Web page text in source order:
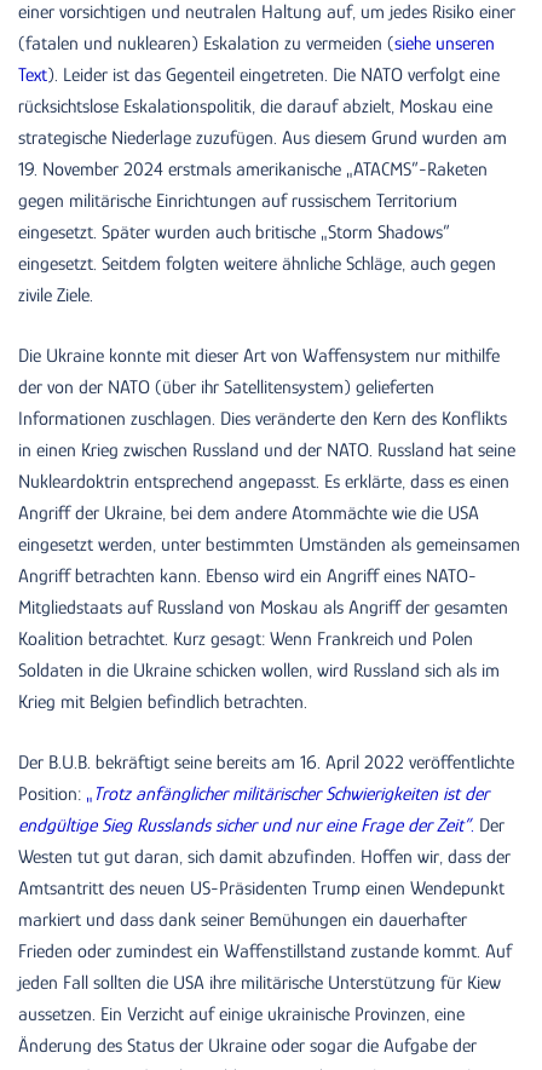
einer vorsichtigen und neutralen Haltung auf, um jedes Risiko einer
(fatalen und nuklearen) Eskalation zu vermeiden (siehe unseren
Text). Leider ist das Gegenteil eingetreten. Die NATO verfolgt eine
rücksichtslose Eskalationspolitik, die darauf abzielt, Moskau eine
strategische Niederlage zuzufügen. Aus diesem Grund wurden am
19. November 2024 erstmals amerikanische „ATACMS”-Raketen
gegen militärische Einrichtungen auf russischem Territorium
eingesetzt. Später wurden auch britische „Storm Shadows”
eingesetzt. Seitdem folgten weitere ähnliche Schläge, auch gegen
zivile Ziele.
Die Ukraine konnte mit dieser Art von Waffensystem nur mithilfe
der von der NATO (über ihr Satellitensystem) gelieferten
Informationen zuschlagen. Dies veränderte den Kern des Konflikts
in einen Krieg zwischen Russland und der NATO. Russland hat seine
Nukleardoktrin entsprechend angepasst. Es erklärte, dass es einen
Angriff der Ukraine, bei dem andere Atommächte wie die USA
eingesetzt werden, unter bestimmten Umständen als gemeinsamen
Angriff betrachten kann. Ebenso wird ein Angriff eines NATO-
Mitgliedstaats auf Russland von Moskau als Angriff der gesamten
Koalition betrachtet. Kurz gesagt: Wenn Frankreich und Polen
Soldaten in die Ukraine schicken wollen, wird Russland sich als im
Krieg mit Belgien befindlich betrachten.
Der B.U.B. bekräftigt seine bereits am 16. April 2022 veröffentlichte
Position: „ Trotz anfänglicher militärischer Schwierigkeiten ist der
endgültige Sieg Russlands sicher und nur eine Frage der Zeit”. Der
Westen tut gut daran, sich damit abzufinden. Hoffen wir, dass der
Amtsantritt des neuen US-Präsidenten Trump einen Wendepunkt
markiert und dass dank seiner Bemühungen ein dauerhafter
Frieden oder zumindest ein Waffenstillstand zustande kommt. Auf
jeden Fall sollten die USA ihre militärische Unterstützung für Kiew
aussetzen. Ein Verzicht auf einige ukrainische Provinzen, eine
Änderung des Status der Ukraine oder sogar die Aufgabe der